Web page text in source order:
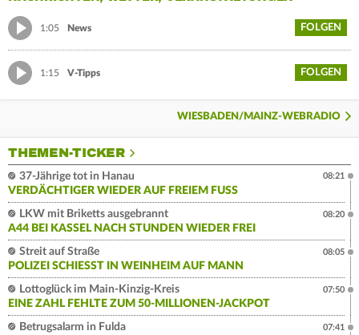
1:05 News FOLGEN
1:15 V-Tipps FOLGEN
WIESBADEN/MAINZ-WEBRADIO
THEMEN-TICKER
37-Jährige tot in Hanau
VERDÄCHTIGER WIEDER AUF FREIEM FUSS
08:21
LKW mit Briketts ausgebrannt
A44 BEI KASSEL NACH STUNDEN WIEDER FREI
08:20
Streit auf Straße
POLIZEI SCHIESST IN WEINHEIM AUF MANN
08:05
Lottoglück im Main-Kinzig-Kreis
EINE ZAHL FEHLTE ZUM 50-MILLIONEN-JACKPOT
07:50
Betrugsalarm in Fulda
07:41